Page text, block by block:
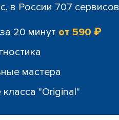
в России 707 сервисов
20 минут от 590 ₽
мастера
"Original"